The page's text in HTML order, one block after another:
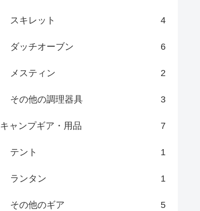
スキレット 4
ダッチオーブン 6
メスティン 2
その他の調理器具 3
キャンプギア・用品 7
テント 1
ランタン 1
その他のギア 5